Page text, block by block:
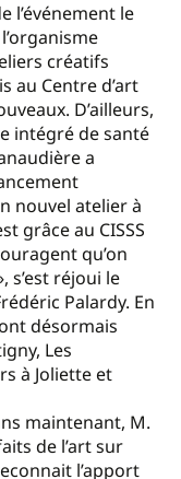
l’événement le
créatifs
au Centre d’art
D’ailleurs,
intégré de santé
a
nouvel atelier à
grâce au CISSS
qu’on
s’est réjoui le
Palardy. En
désormais
Les
à Joliette et
maintenant, M.
de l’art sur
l’apport